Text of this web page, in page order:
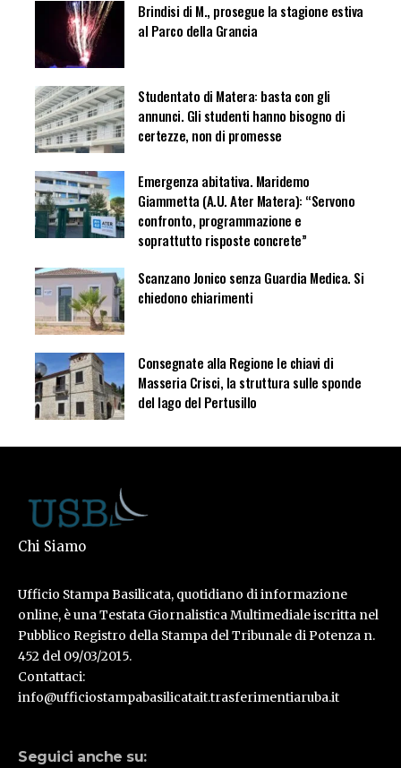
Brindisi di M., prosegue la stagione estiva
al Parco della Grancia
Studentato di Matera: basta con gli
annunci. Gli studenti hanno bisogno di
certezze, non di promesse
Emergenza abitativa. Maridemo
Giammetta (A.U. Ater Matera): “Servono
confronto, programmazione e
soprattutto risposte concrete”
Scanzano Jonico senza Guardia Medica. Si
chiedono chiarimenti
Consegnate alla Regione le chiavi di
Masseria Crisci, la struttura sulle sponde
del lago del Pertusillo
Chi Siamo
Ufficio Stampa Basilicata, quotidiano di informazione
online, è una Testata Giornalistica Multimediale iscritta nel
Pubblico Registro della Stampa del Tribunale di Potenza n.
452 del 09/03/2015.
Contattaci:
info@ufficiostampabasilicatait.trasferimentiaruba.it
Seguici anche su: